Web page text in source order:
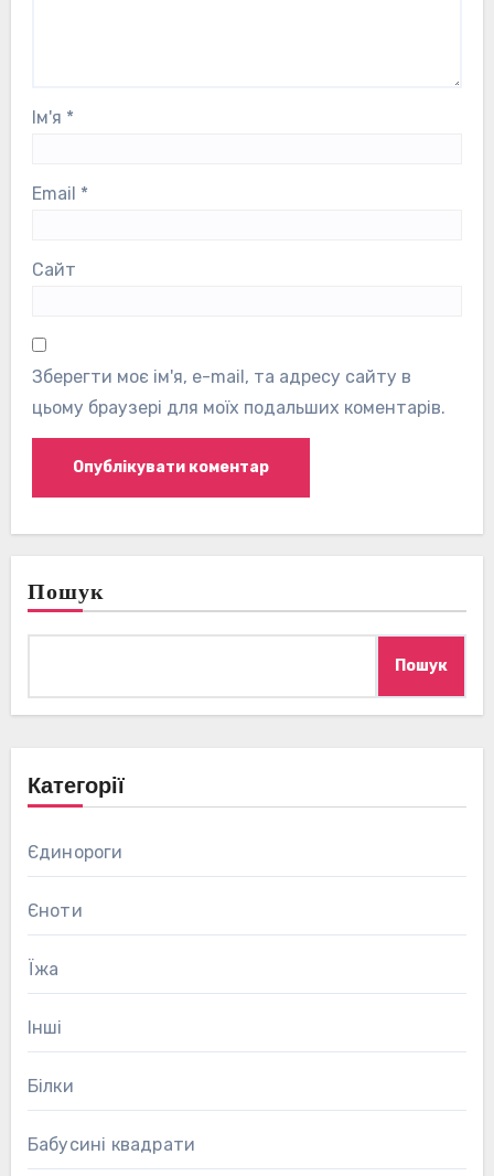
Ім'я *
Email *
Сайт
Зберегти моє ім'я, e-mail, та адресу сайту в
цьому браузері для моїх подальших коментарів.
Пошук
Пошук
Категорії
Єдинороги
Єноти
Їжа
Інші
Білки
Бабусині квадрати